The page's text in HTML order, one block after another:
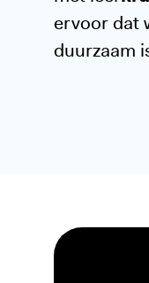
ervoor dat
duurzaam